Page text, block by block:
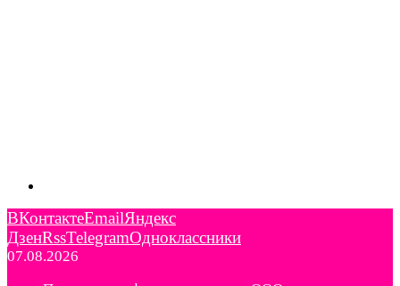
ВКонтактеEmailЯндекс
ДзенRssTelegramОдноклассники
07.08.2026